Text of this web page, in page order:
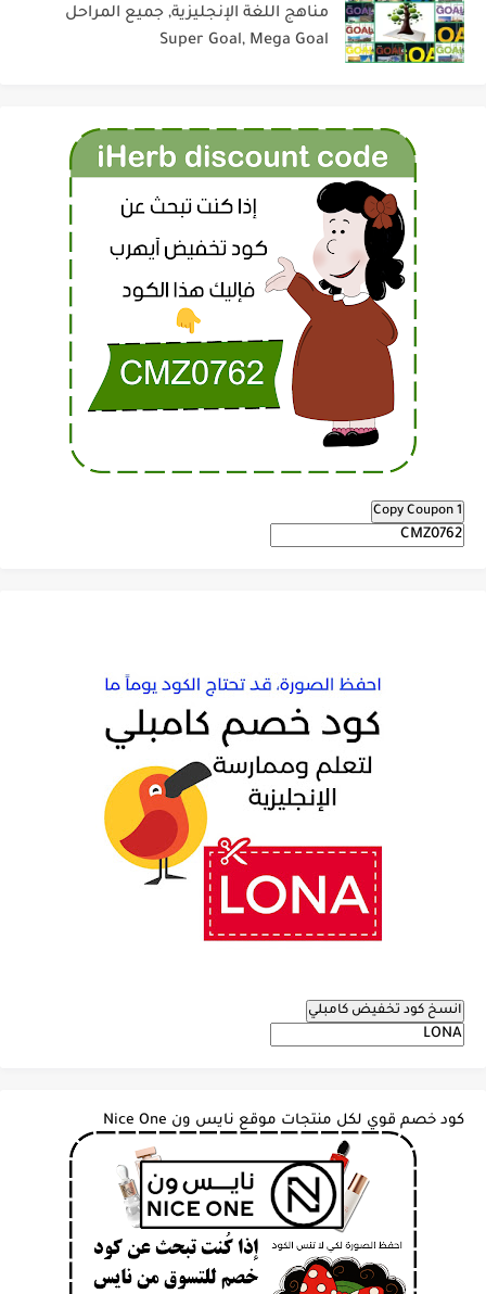
مناهج اللغة الإنجليزية, جميع المراحل
Super Goal, Mega Goal
Copy Coupon 1
انسخ كود تخفيض كامبلي
كود خصم قوي لكل منتجات موقع نايس ون Nice One